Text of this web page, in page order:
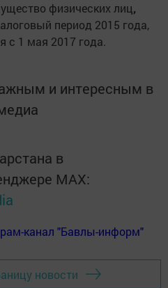
физических лиц,
период 2015 года,
с 1 мая 2017 года.
и интересным в
в
MАХ:
канал "Бавлы-информ"
новости